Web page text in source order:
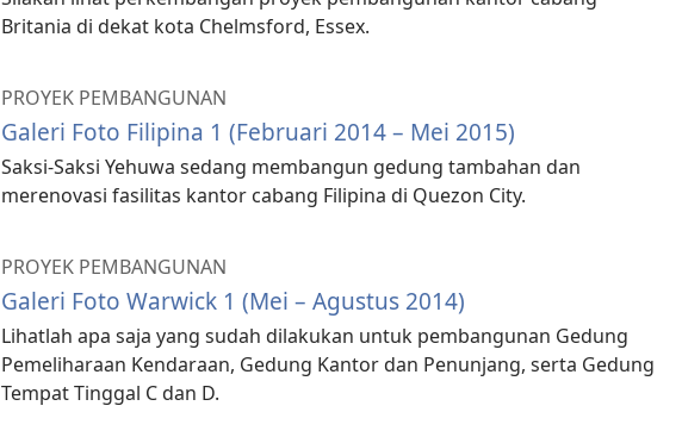
Britania di dekat kota Chelmsford, Essex.
PROYEK PEMBANGUNAN
Galeri Foto Filipina 1 (Februari 2014 – Mei 2015)
Saksi-Saksi Yehuwa sedang membangun gedung tambahan dan
merenovasi fasilitas kantor cabang Filipina di Quezon City.
PROYEK PEMBANGUNAN
Galeri Foto Warwick 1 (Mei – Agustus 2014)
Lihatlah apa saja yang sudah dilakukan untuk pembangunan Gedung
Pemeliharaan Kendaraan, Gedung Kantor dan Penunjang, serta Gedung
Tempat Tinggal C dan D.